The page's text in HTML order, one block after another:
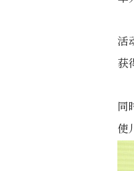
活
获
同
使